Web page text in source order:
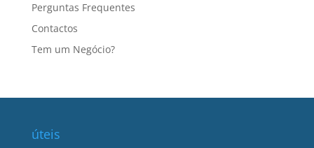
Perguntas Frequentes
Contactos
Tem um Negócio?
úteis